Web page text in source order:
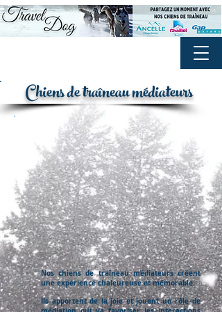
Chiens de traîneau médiateurs
Nos chiens de traîneau médiateurs créent
une expérience chaleureuse et mémorable.
Ilsapportent de la joie et jouent un rôle de